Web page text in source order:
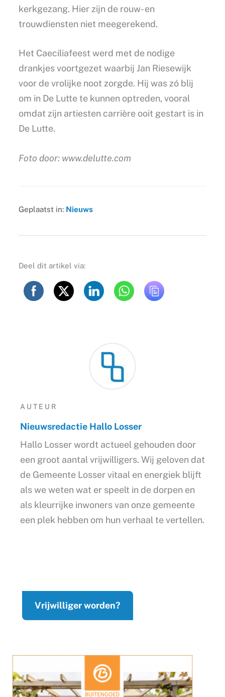
kerkgezang. Hier zijn de rouw- en
trouwdiensten niet meegerekend.
Het Caeciliafeest werd met de nodige
drankjes voortgezet waarbij Jan Riesewijk
voor de vrolijke noot zorgde. Hij was zó blij
om in De Lutte te kunnen optreden, vooral
omdat zijn artiesten carrière ooit gestart is in
De Lutte.
Foto door: www.delutte.com
Geplaatst in: Nieuws
Deel dit artikel via:
AUTEUR
Nieuwsredactie Hallo Losser
Hallo Losser wordt actueel gehouden door
een groot aantal vrijwilligers. Wij geloven dat
de Gemeente Losser vitaal en energiek blijft
als we weten wat er speelt in de dorpen en
als kleurrijke inwoners van onze gemeente
een plek hebben om hun verhaal te vertellen.
Vrijwilliger worden?